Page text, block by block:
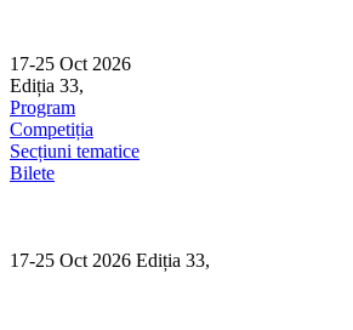
content
17-25 Oct 2026
Ediția 33,
Program
Competiția
Secțiuni tematice
Bilete
17-25 Oct 2026 Ediția 33,